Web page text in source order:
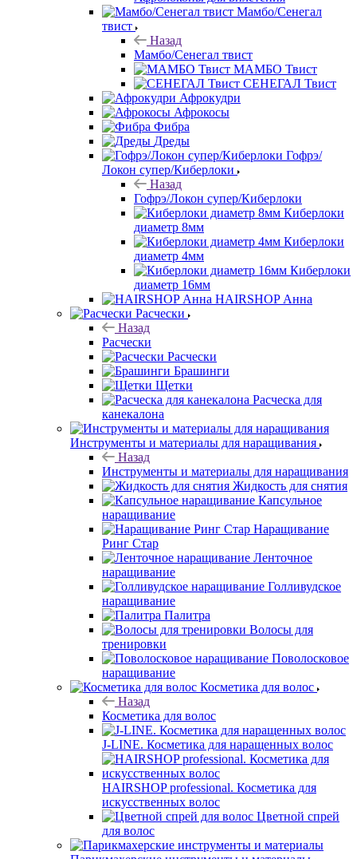
Мамбо/Сенегал
твист
Назад
Мамбо/Сенегал твист
МАМБО Твист
СЕНЕГАЛ Твист
Афрокудри
Афрокосы
Фибра
Дреды
Гофрэ/
Локон супер/Киберлоки
Назад
Гофрэ/Локон супер/Киберлоки
Киберлоки
диаметр 8мм
Киберлоки
диаметр 4мм
Киберлоки
диаметр 16мм
HAIRSHOP Анна
Расчески
Назад
Расчески
Расчески
Брашинги
Щетки
Расческа для
канекалона
Инструменты и материалы для наращивания
Назад
Инструменты и материалы для наращивания
Жидкость для снятия
Капсульное
наращивание
Наращивание
Ринг Стар
Ленточное
наращивание
Голливудское
наращивание
Палитра
Волосы для
тренировки
Поволосковое
наращивание
Косметика для волос
Назад
Косметика для волос
J-LINE. Косметика для наращенных волос
HAIRSHOP professional. Косметика для
искусственных волос
Цветной спрей
для волос